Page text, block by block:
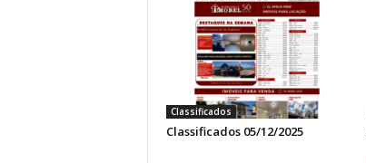
Classificados
Classificados 05/12/2025